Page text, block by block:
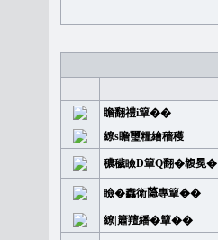
瞻翻禮i簞��
繚s瞻璽糧繪穡穫
穠穢瞼D簞Q翻�䪖冕�
瞼�䆐衛𦻕專簞��
繚|簫羶繙�簞��